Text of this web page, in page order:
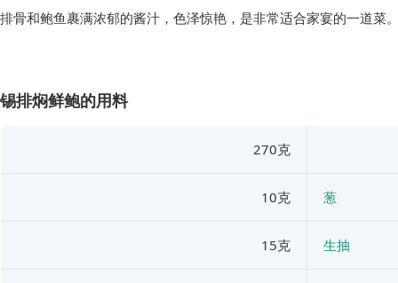
排骨和鲍鱼裹满浓郁的酱汁，色泽惊艳，是非常适合家宴的一道菜
锡排焖鲜鲍的用料
270克
10克 葱
15克 生抽